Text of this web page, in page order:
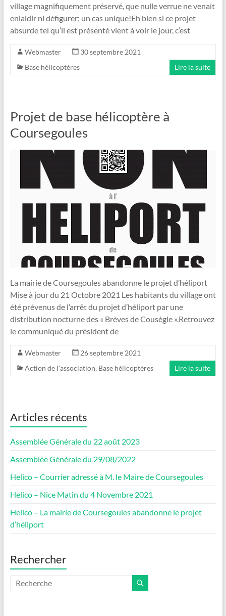
village magnifiquement préservé, que nulle verrue ne venait
enlaidir ni défigurer; un cas unique!Eh bien si ce projet
absurde tel qu’il est présenté vient à voir le jour, c’est
Webmaster
30 septembre 2021
Base hélicoptères
Lire la suite
Projet de base hélicoptère à
Coursegoules
La mairie de Coursegoules abandonne le projet d’héliport
Mise à jour du 21 Octobre 2021 Les habitants du village ont
été prévenus de l’arrêt du projet d’héliport par une
distribution nocturne des « Brèves de Cousègle ».Retrouvez
le communiqué du président de
Webmaster
26 septembre 2021
Action de l'association, Base hélicoptères Lire la suite
Articles récents
Assemblée Générale du 22 août 2023
Assemblée Générale du 29/08/2022
Helico – Courrier adressé à M. le Maire de Coursegoules
Helico – Nice Matin du 4 Novembre 2021
Helico – La mairie de Coursegoules abandonne le projet
d’héliport
Rechercher